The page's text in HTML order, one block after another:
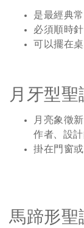
是最經典
必須順時
可以擺在
月牙型聖
月亮象徵
作者、設
掛在門窗
馬蹄形聖